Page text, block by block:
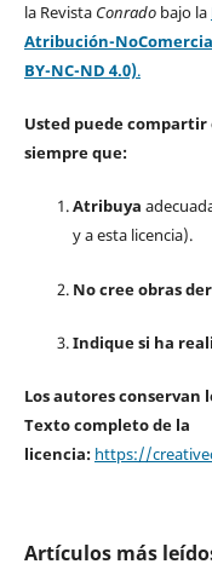
la Revista Conradobajo la
Atribución-
BY-NC-ND 4.0).
Usted puede
siempre que:
Atribuya
y a esta licencia).
No cree obras
Indique si ha
Los autores conservan
Texto completo de la
licencia: https://
Artículos más